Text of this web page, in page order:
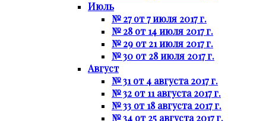
Июль
№ 27 от 7 июля 2017 г.
№ 28 от 14 июля 2017 г.
№ 29 от 21 июля 2017 г.
№ 30 от 28 июля 2017 г.
Август
№ 31 от 4 августа 2017 г.
№ 32 от 11 августа 2017 г.
№ 33 от 18 августа 2017 г.
№ 34 от 25 августа 2017 г.